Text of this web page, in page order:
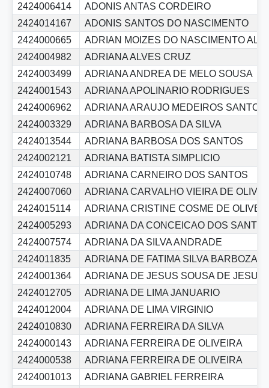
2424006414
ADONIS ANTAS CORDEIRO
2424014167
ADONIS SANTOS DO NASCIMENTO
2424000665
ADRIAN MOIZES DO NASCIMENTO
2424004982
ADRIANA ALVES CRUZ
2424003499
ADRIANA ANDREA DE MELO SOUSA
2424001543
ADRIANA APOLINARIO RODRIGUES
2424006962
ADRIANA ARAUJO MEDEIROS SANTOS
2424003329
ADRIANA BARBOSA DA SILVA
2424013544
ADRIANA BARBOSA DOS SANTOS
2424002121
ADRIANA BATISTA SIMPLICIO
2424010748
ADRIANA CARNEIRO DOS SANTOS
2424007060
ADRIANA CARVALHO VIEIRA DE
2424015114
ADRIANA CRISTINE COSME DE
2424005293
ADRIANA DA CONCEICAO DOS
2424007574
ADRIANA DA SILVA ANDRADE
2424011835
ADRIANA DE FATIMA SILVA BARBOZA
2424001364
ADRIANA DE JESUS SOUSA DE JESUS
2424012705
ADRIANA DE LIMA JANUARIO
2424012004
ADRIANA DE LIMA VIRGINIO
2424010830
ADRIANA FERREIRA DA SILVA
2424000143
ADRIANA FERREIRA DE OLIVEIRA
2424000538
ADRIANA FERREIRA DE OLIVEIRA
2424001013
ADRIANA GABRIEL FERREIRA